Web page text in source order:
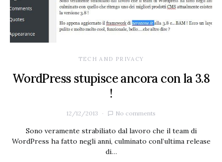
TECH AND PRIVACY
WordPress stupisce ancora con la 3.8
!
12/12/2013 No comments
Sono veramente strabiliato dal lavoro che il team di
WordPress ha fatto negli anni, culminato conl’ultima release
di…